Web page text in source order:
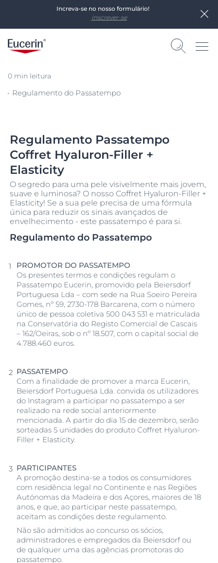
Increva-se no nosso formulário!
Inscrever-se
0 min leitura
Regulamento do Passatempo
Regulamento Passatempo
Coffret Hyaluron-Filler +
Elasticity
O segredo para uma pele visivelmente mais jovem,
suave e luminosa? O nosso Coffret Hyaluron-Filler +
Elasticity! Se a sua pele precisa de uma fórmula
única para reduzir os sinais avançados de
envelhecimento - este passatempo é para si.
Regulamento do Passatempo
PROMOTOR DO PASSATEMPO
Os presentes termos e condições regulam o
Passatempo Eucerin, promovido pela Beiersdorf
Portuguesa Lda – com sede na Rua Soeiro Pereira
Gomes, nº 59, 2730-178 Barcarena, com o número
único de pessoa coletiva 500 043 531 e matriculada
na Conservatória do Registo Comercial de Cascais
– 162/Oeiras, sob o nº 18.507, com o capital social de
4.788.460 euros.
PASSATEMPO
Com a finalidade de promover a marca Eucerin,
Beiersdorf Portuguesa Lda. convida os utilizadores
do Instagram a participar no passatempo a ser
realizado na rede social anteriormente
mencionada. A partir do dia 15 de dezembro, serão
sorteadas 5 unidades do produto Coffret Hyaluron-
Filler + Elasticity.
PARTICIPANTES
A promoção destina-se a todos os consumidores
com residência legal no Continente e nas Regiões
Autónomas da Madeira e dos Açores, maiores de 18
anos, e que, ao participar neste passatempo,
aceitam as condições deste regulamento.
Não são admitidos ao concurso os sócios,
administradores e empregados da Beiersdorf ou
de qualquer uma das agências promotoras do
passatempo.